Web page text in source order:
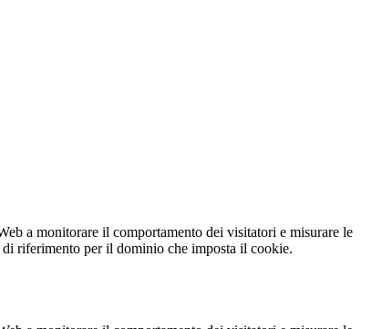
a monitorare il comportamento dei visitatori e misurare le
riferimento per il dominio che imposta il cookie.